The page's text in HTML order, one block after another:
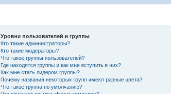
Уровни пользователей и группы
Кто такие администраторы?
Кто такие модераторы?
Что такое группы пользователей?
Где находятся группы и как мне вступить в них?
Как мне стать лидером группы?
Почему названия некоторых групп имеют разные цвета?
Что такое группа по умолчанию?